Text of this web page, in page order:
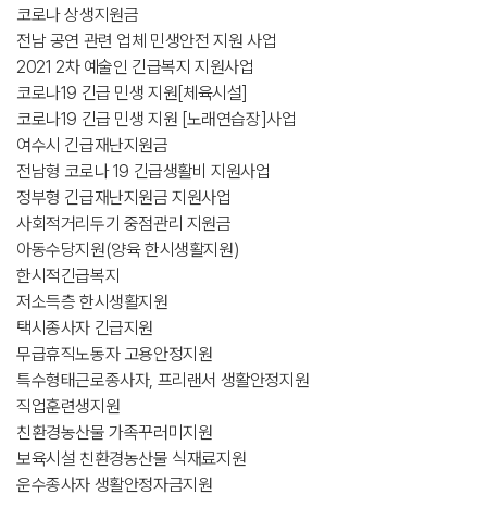
코로나 상생지원금
전남 공연 관련 업체 민생안전 지원 사업
2021 2차 예술인 긴급복지 지원사업
코로나19 긴급 민생 지원[체육시설]
코로나19 긴급 민생 지원 [노래연습장]사업
여수시 긴급재난지원금
전남형 코로나 19 긴급생활비 지원사업
정부형 긴급재난지원금 지원사업
사회적거리두기 중점관리 지원금
아동수당지원(양육 한시생활지원)
한시적긴급복지
저소득층 한시생활지원
택시종사자 긴급지원
무급휴직노동자 고용안정지원
특수형태근로종사자, 프리랜서 생활안정지원
직업훈련생지원
친환경농산물 가족꾸러미지원
보육시설 친환경농산물 식재료지원
운수종사자 생활안정자금지원